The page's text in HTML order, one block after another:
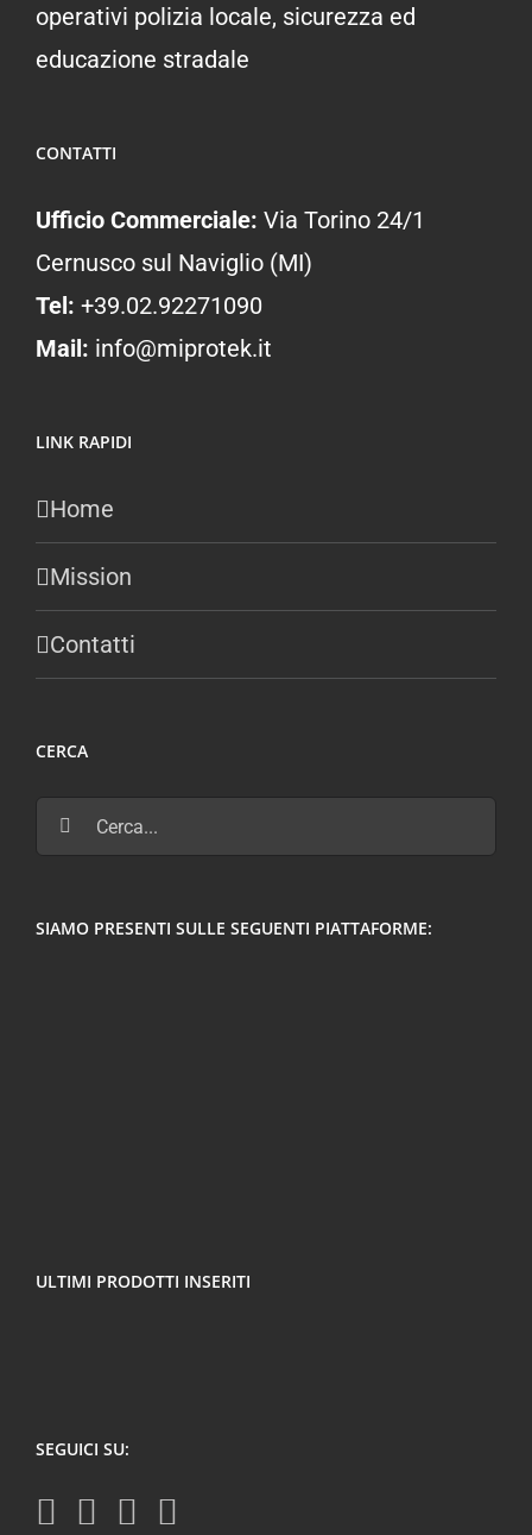
operativi polizia locale, sicurezza ed
educazione stradale
CONTATTI
Ufficio Commerciale: Via Torino 24/1
Cernusco sul Naviglio (MI)
Tel: +39.02.92271090
Mail: info@miprotek.it
LINK RAPIDI
Home
Mission
Contatti
CERCA
Cerca
per:
SIAMO PRESENTI SULLE SEGUENTI PIATTAFORME:
ULTIMI PRODOTTI INSERITI
SEGUICI SU: